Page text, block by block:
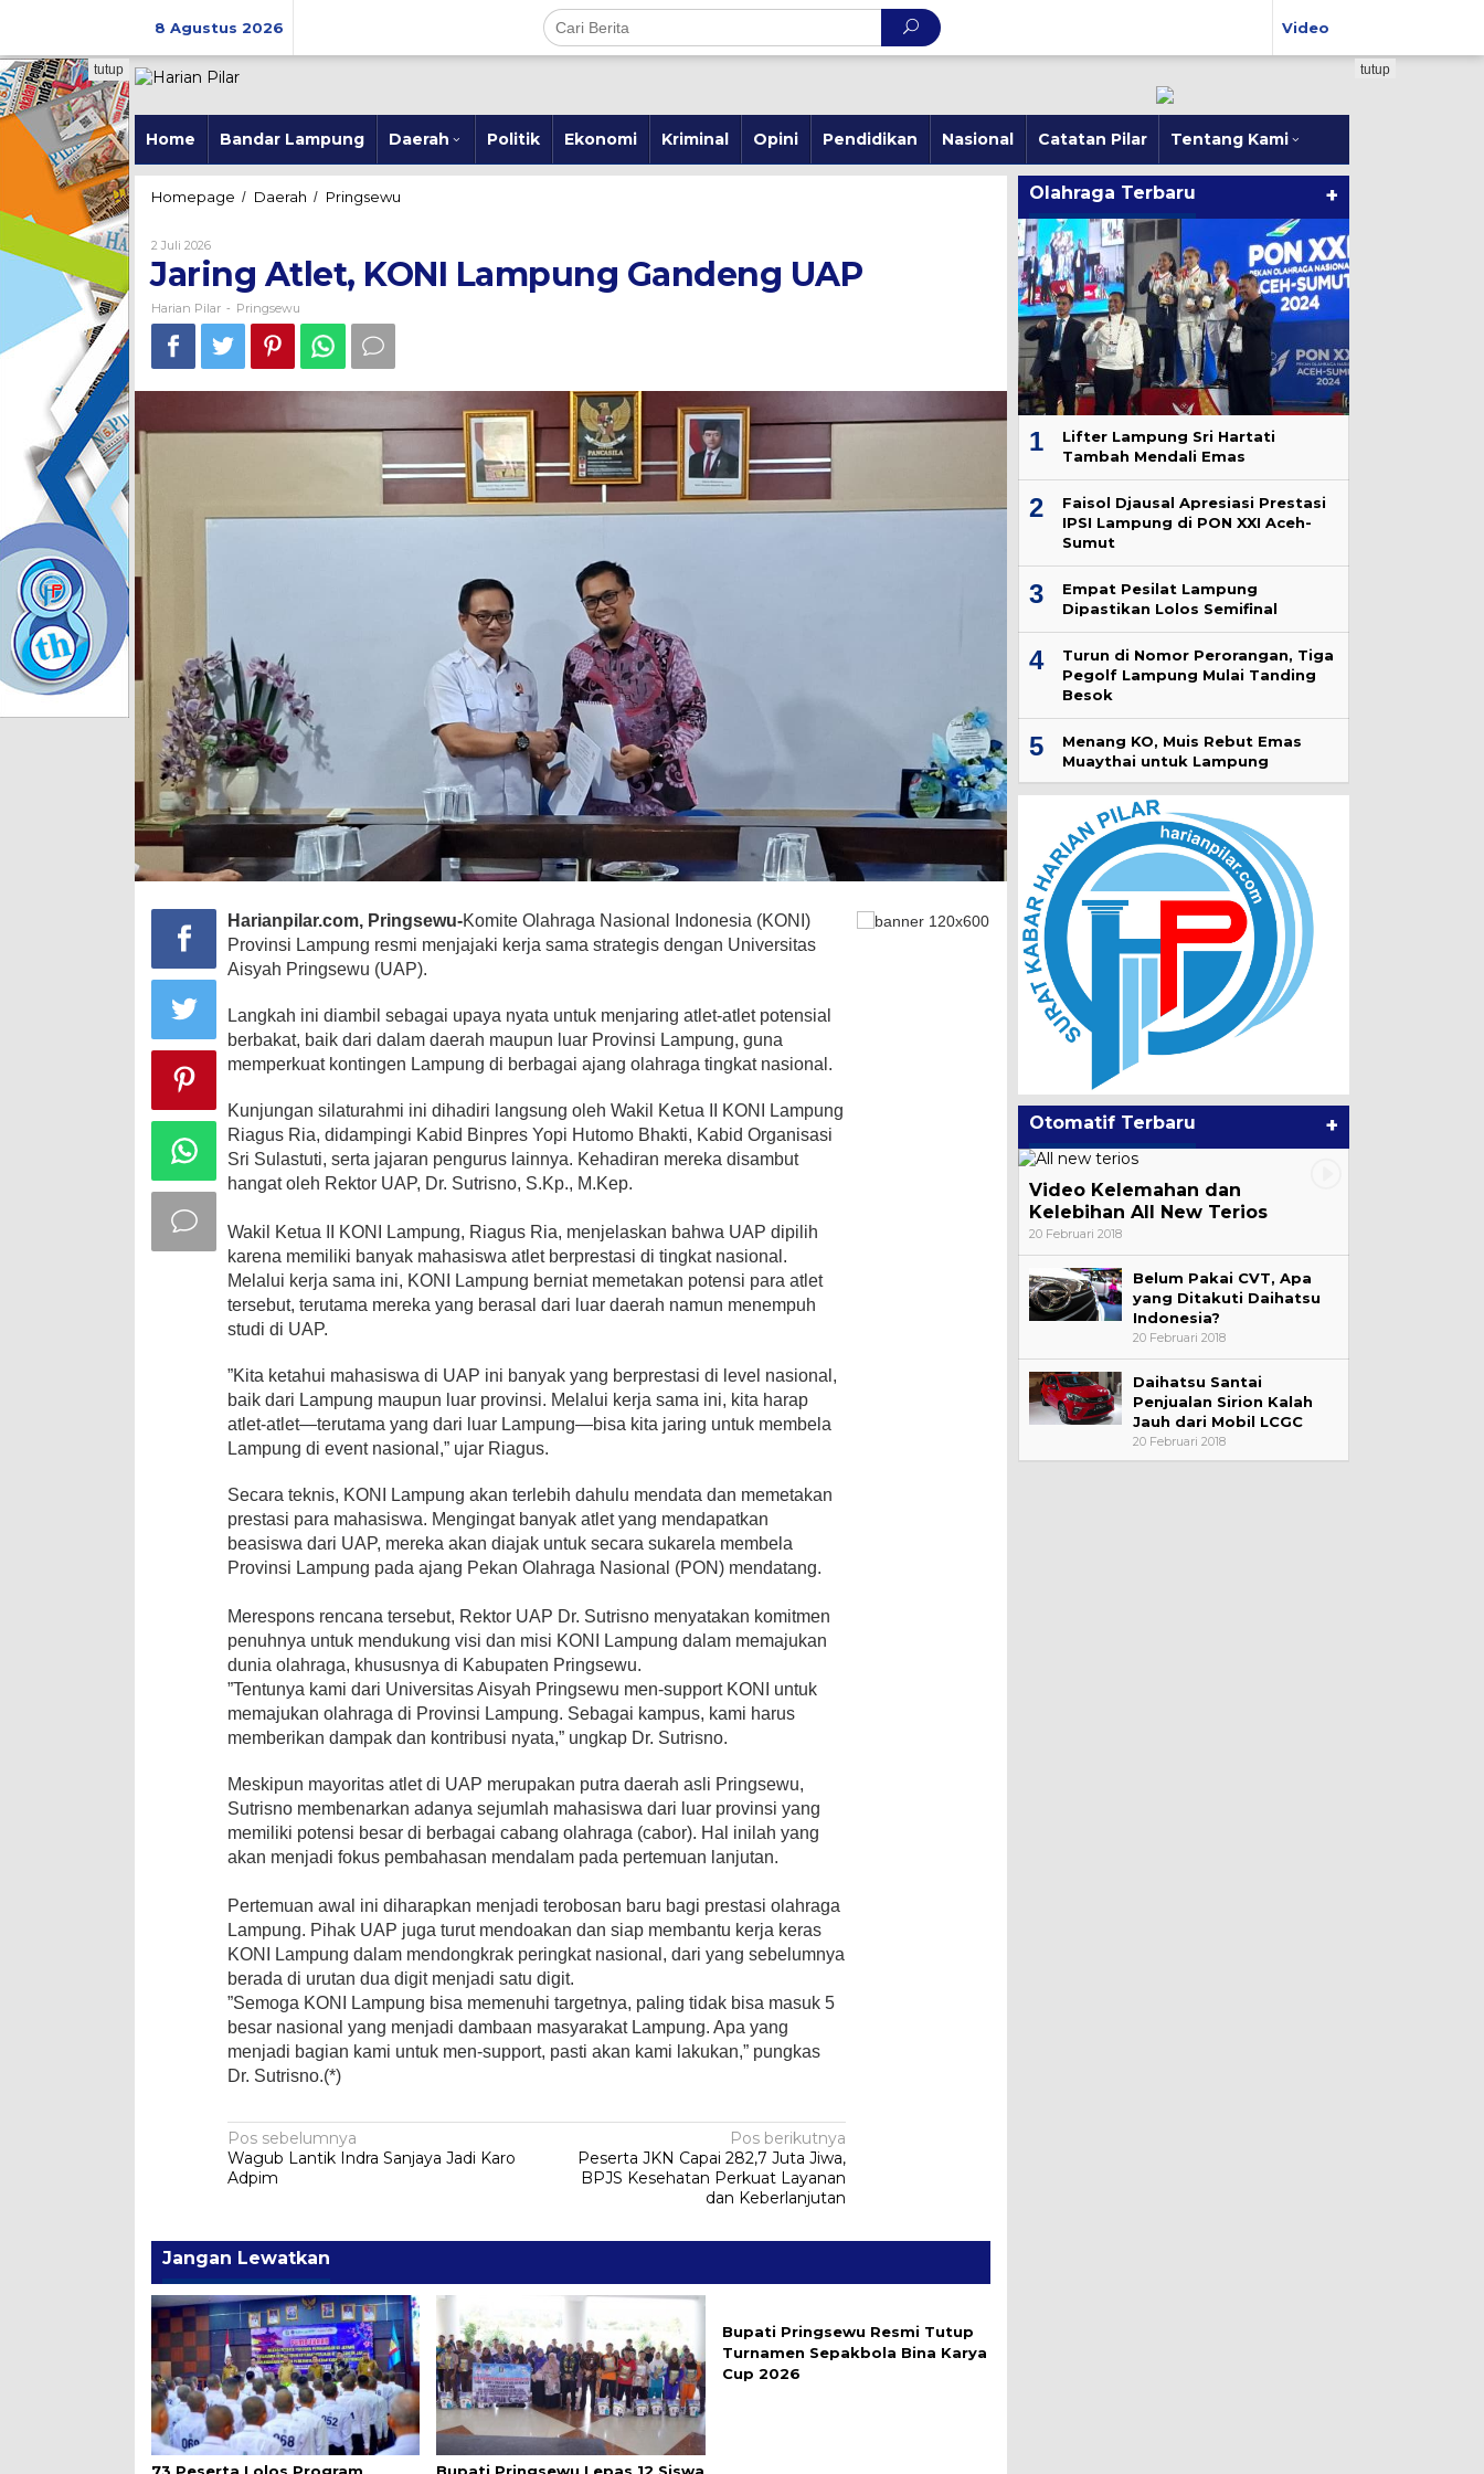
8 Agustus 2026 Video
Home Bandar Lampung Daerah Politik Ekonomi Kriminal Opini Pendidikan Nasional Catatan Pilar Tentang Kami
tutup tutup
Homepage / Daerah / Pringsewu
Gandeng
2 Juli 2026Oleh
Harian
Pilar
Jaring Atlet, KONI Lampung Gandeng UAP
Harian Pilar - Pringsewu
Harianpilar.com, Pringsewu-Komite Olahraga Nasional Indonesia (KONI)
Provinsi Lampung resmi menjajaki kerja sama strategis dengan Universitas
Aisyah Pringsewu (UAP).
Langkah ini diambil sebagai upaya nyata untuk menjaring atlet-atlet potensial
berbakat, baik dari dalam daerah maupun luar Provinsi Lampung, guna
memperkuat kontingen Lampung di berbagai ajang olahraga tingkat nasional.
​Kunjungan silaturahmi ini dihadiri langsung oleh Wakil Ketua II KONI Lampung
Riagus Ria, didampingi Kabid Binpres Yopi Hutomo Bhakti, Kabid Organisasi
Sri Sulastuti, serta jajaran pengurus lainnya. Kehadiran mereka disambut
hangat oleh Rektor UAP, Dr. Sutrisno, S.Kp., M.Kep.
​Wakil Ketua II KONI Lampung, Riagus Ria, menjelaskan bahwa UAP dipilih
karena memiliki banyak mahasiswa atlet berprestasi di tingkat nasional.
Melalui kerja sama ini, KONI Lampung berniat memetakan potensi para atlet
tersebut, terutama mereka yang berasal dari luar daerah namun menempuh
studi di UAP.
​”Kita ketahui mahasiswa di UAP ini banyak yang berprestasi di level nasional,
baik dari Lampung maupun luar provinsi. Melalui kerja sama ini, kita harap
atlet-atlet—terutama yang dari luar Lampung—bisa kita jaring untuk membela
Lampung di event nasional,” ujar Riagus.
​Secara teknis, KONI Lampung akan terlebih dahulu mendata dan memetakan
prestasi para mahasiswa. Mengingat banyak atlet yang mendapatkan
beasiswa dari UAP, mereka akan diajak untuk secara sukarela membela
Provinsi Lampung pada ajang Pekan Olahraga Nasional (PON) mendatang.
​Merespons rencana tersebut, Rektor UAP Dr. Sutrisno menyatakan komitmen
penuhnya untuk mendukung visi dan misi KONI Lampung dalam memajukan
dunia olahraga, khususnya di Kabupaten Pringsewu.
​”Tentunya kami dari Universitas Aisyah Pringsewu men-support KONI untuk
memajukan olahraga di Provinsi Lampung. Sebagai kampus, kami harus
memberikan dampak dan kontribusi nyata,” ungkap Dr. Sutrisno.
​Meskipun mayoritas atlet di UAP merupakan putra daerah asli Pringsewu,
Sutrisno membenarkan adanya sejumlah mahasiswa dari luar provinsi yang
memiliki potensi besar di berbagai cabang olahraga (cabor). Hal inilah yang
akan menjadi fokus pembahasan mendalam pada pertemuan lanjutan.
​Pertemuan awal ini diharapkan menjadi terobosan baru bagi prestasi olahraga
Lampung. Pihak UAP juga turut mendoakan dan siap membantu kerja keras
KONI Lampung dalam mendongkrak peringkat nasional, dari yang sebelumnya
berada di urutan dua digit menjadi satu digit.
​”Semoga KONI Lampung bisa memenuhi targetnya, paling tidak bisa masuk 5
besar nasional yang menjadi dambaan masyarakat Lampung. Apa yang
menjadi bagian kami untuk men-support, pasti akan kami lakukan,” pungkas
Dr. Sutrisno.(*)
Navigasi
pos
Pos sebelumnya
Wagub Lantik Indra Sanjaya Jadi Karo
Adpim
Pos berikutnya
Peserta JKN Capai 282,7 Juta Jiwa,
BPJS Kesehatan Perkuat Layanan
dan Keberlanjutan
Jangan Lewatkan
73 Peserta Lolos Program Bupati Pringsewu Lepas 12 Siswa
Bupati Pringsewu Resmi Tutup
Turnamen Sepakbola Bina Karya
Cup 2026
Olahraga Terbaru +
1
Lifter Lampung Sri Hartati
Tambah Mendali Emas
2
Faisol Djausal Apresiasi Prestasi
IPSI Lampung di PON XXI Aceh-
Sumut
3
Empat Pesilat Lampung
Dipastikan Lolos Semifinal
4
Turun di Nomor Perorangan, Tiga
Pegolf Lampung Mulai Tanding
Besok
5
Menang KO, Muis Rebut Emas
Muaythai untuk Lampung
Otomatif Terbaru +
Video Kelemahan dan
Kelebihan All New Terios
20 Februari 2018
Belum Pakai CVT, Apa
yang Ditakuti Daihatsu
Indonesia?
20 Februari 2018
Daihatsu Santai
Penjualan Sirion Kalah
Jauh dari Mobil LCGC
20 Februari 2018